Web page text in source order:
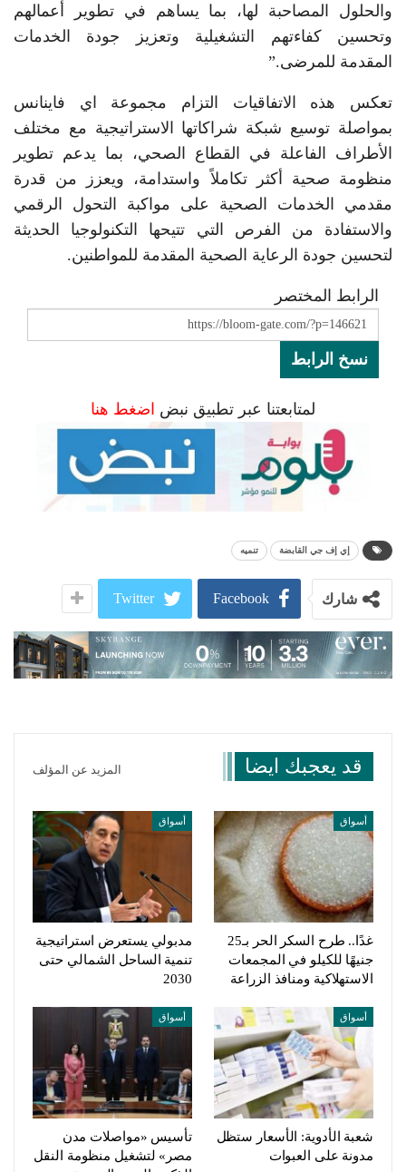
والحلول المصاحبة لها، بما يساهم في تطوير أعمالهم
وتحسين كفاءتهم التشغيلية وتعزيز جودة الخدمات
المقدمة للمرضى.”
تعكس هذه الاتفاقيات التزام مجموعة اي فاينانس
بمواصلة توسيع شبكة شراكاتها الاستراتيجية مع مختلف
الأطراف الفاعلة في القطاع الصحي، بما يدعم تطوير
منظومة صحية أكثر تكاملاً واستدامة، ويعزز من قدرة
مقدمي الخدمات الصحية على مواكبة التحول الرقمي
والاستفادة من الفرص التي تتيحها التكنولوجيا الحديثة
لتحسين جودة الرعاية الصحية المقدمة للمواطنين.
الرابط المختصر
نسخ الرابط
لمتابعتنا عبر تطبيق نبض اضغط هنا
إي إف جي القابضة تنميه
شارك Facebook
Twitter
قد يعجبك ايضا المزيد عن المؤلف
أسواق
غدًا.. طرح السكر الحر بـ25
جنيهًا للكيلو في المجمعات
الاستهلاكية ومنافذ الزراعة
أسواق
مدبولي يستعرض استراتيجية
تنمية الساحل الشمالي حتى
2030
أسواق
شعبة الأدوية: الأسعار ستظل
مدونة على العبوات
أسواق
تأسيس «مواصلات مدن
مصر» لتشغيل منظومة النقل